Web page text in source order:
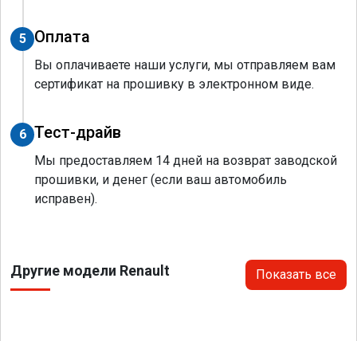
5 Оплата
Вы оплачиваете наши услуги, мы отправляем вам
сертификат на прошивку в электронном виде.
6 Тест-драйв
Мы предоставляем 14 дней на возврат заводской
прошивки, и денег (если ваш автомобиль
исправен).
Другие модели Renault Показать все